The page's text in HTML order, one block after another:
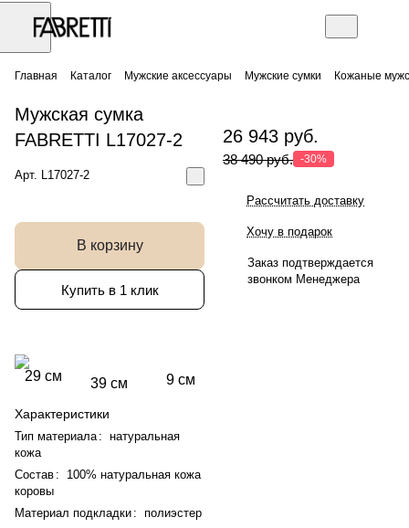
Главная Каталог Мужские аксессуары Мужские сумки Кожаные
Мужская сумка
FABRETTI L17027-2
Арт. L17027-2
В корзину
Купить в 1 клик
39 см 9 см
29 см
Характеристики
Тип материала : натуральная
кожа
Состав :
100% натуральная кожа
коровы
Материал подкладки : полиэстер
26 943 руб.
38 490 руб. -30%
Рассчитать доставку
Хочу в подарок
Заказ подтверждается
звонком Менеджера